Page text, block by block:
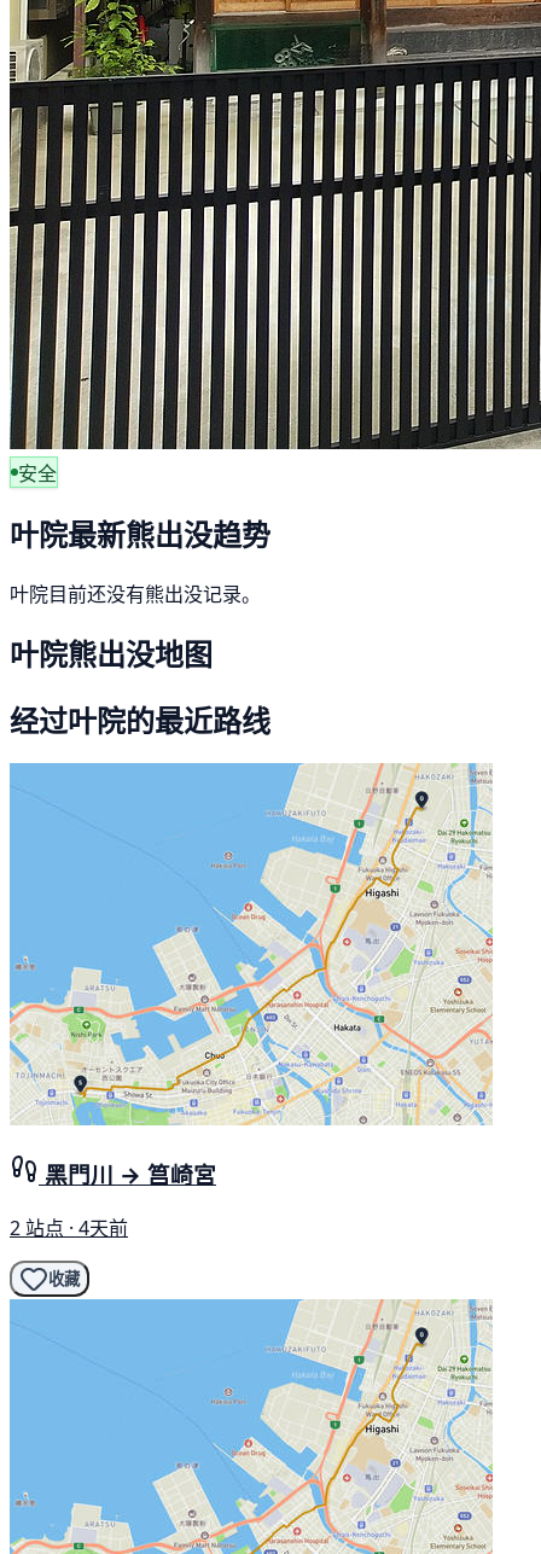
安全
叶院最新熊出没趋势
叶院目前还没有熊出没记录。
叶院熊出没地图
经过叶院的最近路线
黑門川 → 筥崎宮
2 站点 · 4天前
收藏